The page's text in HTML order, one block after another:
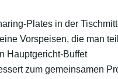
Plates in der
Vorspeisen, die man
Hauptgericht-Buffet
zum gemeinsamen